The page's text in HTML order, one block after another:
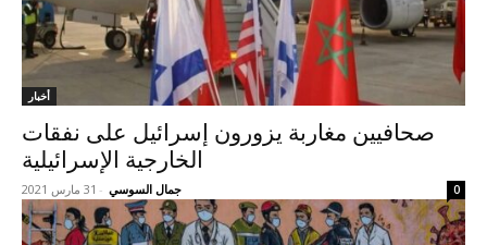
أخبار
صحافيين مغاربة يزورون إسرائيل على نفقات
الخارجية الإسرائيلية
جمال السوسي - 31 مارس 2021 0